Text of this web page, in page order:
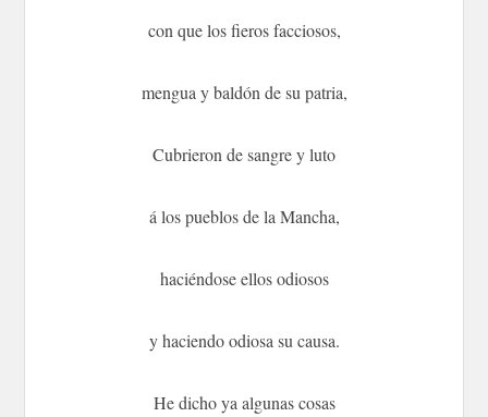
con que los fieros facciosos,
mengua y baldón de su patria,
Cubrieron de sangre y luto
á los pueblos de la Mancha,
haciéndose ellos odiosos
y haciendo odiosa su causa.
He dicho ya algunas cosas